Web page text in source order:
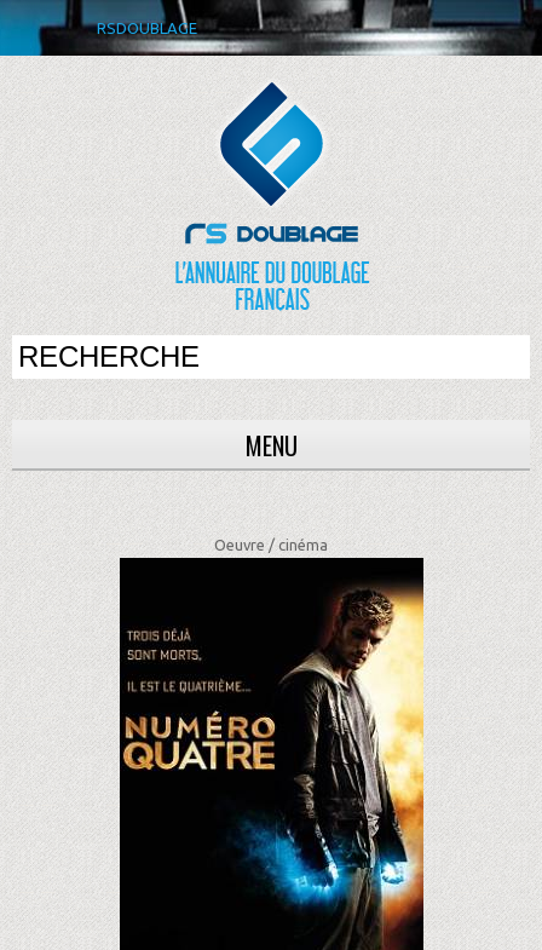
RSDOUBLAGE
MENU
Oeuvre /cinéma